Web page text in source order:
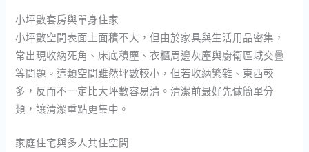
小坪數套房與單身住家
小坪數空間表面上面積不大，但由於家具與生活用品密集，
常出現收納死角、床底積塵、衣櫃周邊灰塵與廚衛區域交疊
等問題。這類空間雖然坪數較小，但若收納繁雜、東西較
多，反而不一定比大坪數容易清。清潔前最好先做簡單分
類，讓清潔重點更集中。
家庭住宅與多人共住空間